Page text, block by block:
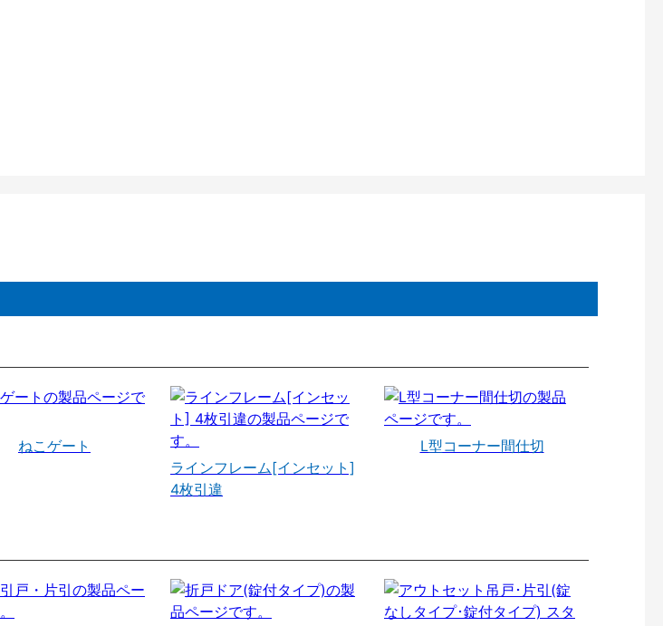
ねこゲート
ラインフレーム[インセット]
4枚引違
L型コーナー間仕切